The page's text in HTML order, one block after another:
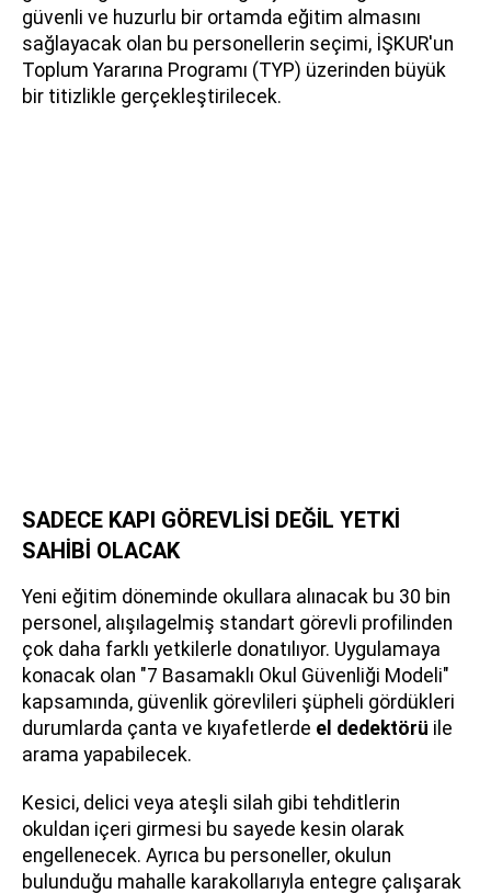
güvenli ve huzurlu bir ortamda eğitim almasını
sağlayacak olan bu personellerin seçimi, İŞKUR'un
Toplum Yararına Programı (TYP) üzerinden büyük
bir titizlikle gerçekleştirilecek.
SADECE KAPI GÖREVLİSİ DEĞİL YETKİ
SAHİBİ OLACAK
Yeni eğitim döneminde okullara alınacak bu 30 bin
personel, alışılagelmiş standart görevli profilinden
çok daha farklı yetkilerle donatılıyor. Uygulamaya
konacak olan "7 Basamaklı Okul Güvenliği Modeli"
kapsamında, güvenlik görevlileri şüpheli gördükleri
durumlarda çanta ve kıyafetlerde el dedektörü ile
arama yapabilecek.
Kesici, delici veya ateşli silah gibi tehditlerin
okuldan içeri girmesi bu sayede kesin olarak
engellenecek. Ayrıca bu personeller, okulun
bulunduğu mahalle karakollarıyla entegre çalışarak